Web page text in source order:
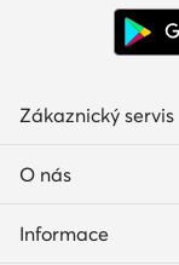
Zákaznický servis
O nás
Informace